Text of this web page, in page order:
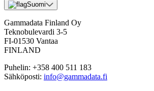
Suomi
Gammadata Finland Oy
Teknobulevardi 3-5
FI-01530 Vantaa
FINLAND
Puhelin: +358 400 511 183
Sähköposti: info@gammadata.fi